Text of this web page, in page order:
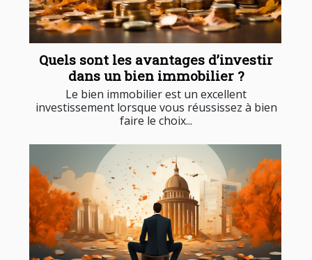
Quels sont les avantages d’investir
dans un bien immobilier ?
Le bien immobilier est un excellent
investissement lorsque vous réussissez à bien
faire le choix...